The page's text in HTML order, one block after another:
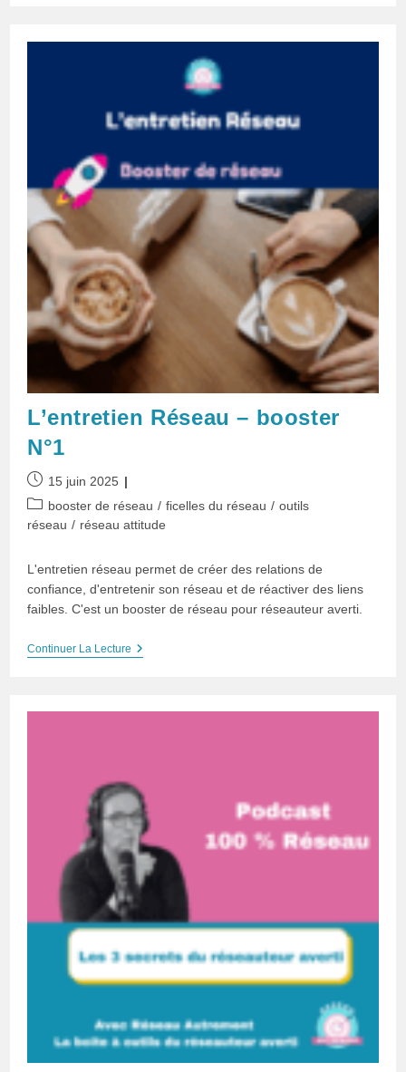
L’entretien Réseau – booster
N°1
Publication
publiée :
15 juin 2025
Post
category:
booster de réseau / ficelles du réseau / outils
réseau / réseau attitude
L'entretien réseau permet de créer des relations de
confiance, d'entretenir son réseau et de réactiver des liens
faibles. C'est un booster de réseau pour réseauteur averti.
Continuer La LectureL’entretien